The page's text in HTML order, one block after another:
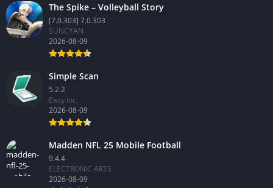
The Spike – Volleyball Story
[7.0.303] 7.0.303
SUNCYAN
2026-08-09
Simple Scan
5.2.2
Easy inc.
2026-08-09
Madden NFL 25 Mobile Football
9.4.4
ELECTRONIC ARTS
2026-08-09